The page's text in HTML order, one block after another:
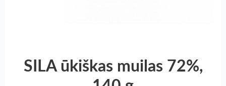
SILA ūkiškas muilas 72%,